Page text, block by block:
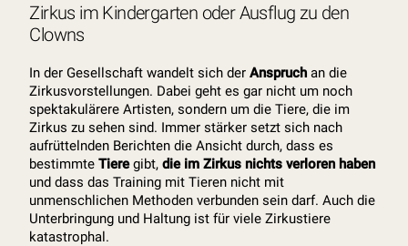
Zirkus im Kindergarten oder Ausflug zu den
Clowns
In der Gesellschaft wandelt sich derAnspruch an die
Zirkusvorstellungen. Dabei geht es gar nicht um noch
spektakulärere Artisten, sondern um die Tiere, die im
Zirkus zu sehen sind. Immer stärker setzt sich nach
aufrüttelnden Berichten die Ansicht durch, dass es
bestimmteTieregibt,die im Zirkus nichts verloren haben
und dass das Training mit Tieren nicht mit
unmenschlichen Methoden verbunden sein darf. Auch die
Unterbringung und Haltung ist für viele Zirkustiere
katastrophal.